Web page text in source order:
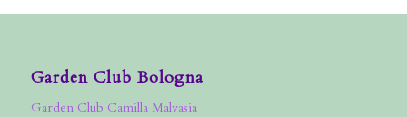
Garden Club Bologna
Garden Club Camilla Malvasia